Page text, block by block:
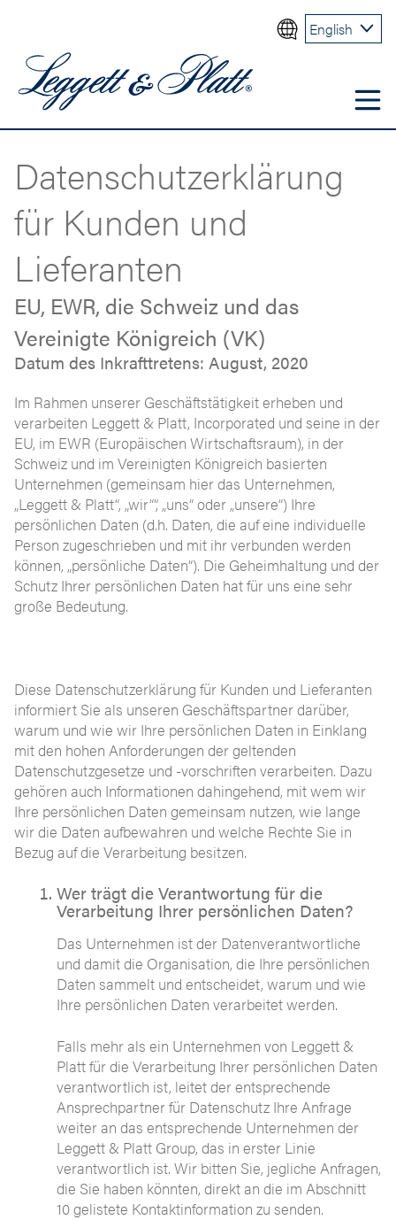
English
Datenschutzerklärung
für Kunden und
Lieferanten
EU, EWR, die Schweiz und das
Vereinigte Königreich (VK)
Datum des Inkrafttretens: August, 2020
Im Rahmen unserer Geschäftstätigkeit erheben und
verarbeiten Leggett & Platt, Incorporated und seine in der
EU, im EWR (Europäischen Wirtschaftsraum), in der
Schweiz und im Vereinigten Königreich basierten
Unternehmen (gemeinsam hier das Unternehmen,
„Leggett & Platt“, „wir“”, „uns“ oder „unsere“) Ihre
persönlichen Daten (d.h. Daten, die auf eine individuelle
Person zugeschrieben und mit ihr verbunden werden
können, „persönliche Daten“). Die Geheimhaltung und der
Schutz Ihrer persönlichen Daten hat für uns eine sehr
große Bedeutung.
Diese Datenschutzerklärung für Kunden und Lieferanten
informiert Sie als unseren Geschäftspartner darüber,
warum und wie wir Ihre persönlichen Daten in Einklang
mit den hohen Anforderungen der geltenden
Datenschutzgesetze und -vorschriften verarbeiten. Dazu
gehören auch Informationen dahingehend, mit wem wir
Ihre persönlichen Daten gemeinsam nutzen, wie lange
wir die Daten aufbewahren und welche Rechte Sie in
Bezug auf die Verarbeitung besitzen.
Wer trägt die Verantwortung für die
Verarbeitung Ihrer persönlichen Daten?
Das Unternehmen ist der Datenverantwortliche
und damit die Organisation, die Ihre persönlichen
Daten sammelt und entscheidet, warum und wie
Ihre persönlichen Daten verarbeitet werden.
Falls mehr als ein Unternehmen von Leggett &
Platt für die Verarbeitung Ihrer persönlichen Daten
verantwortlich ist, leitet der entsprechende
Ansprechpartner für Datenschutz Ihre Anfrage
weiter an das entsprechende Unternehmen der
Leggett & Platt Group, das in erster Linie
verantwortlich ist. Wir bitten Sie, jegliche Anfragen,
die Sie haben könnten, direkt an die im Abschnitt
10 gelistete Kontaktinformation zu senden.